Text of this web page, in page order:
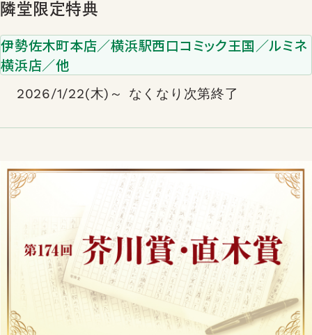
隣堂限定特典
伊勢佐木町本店／横浜駅西口コミック王国／ルミネ
横浜店／他
2026/1/22(木)～ なくなり次第終了